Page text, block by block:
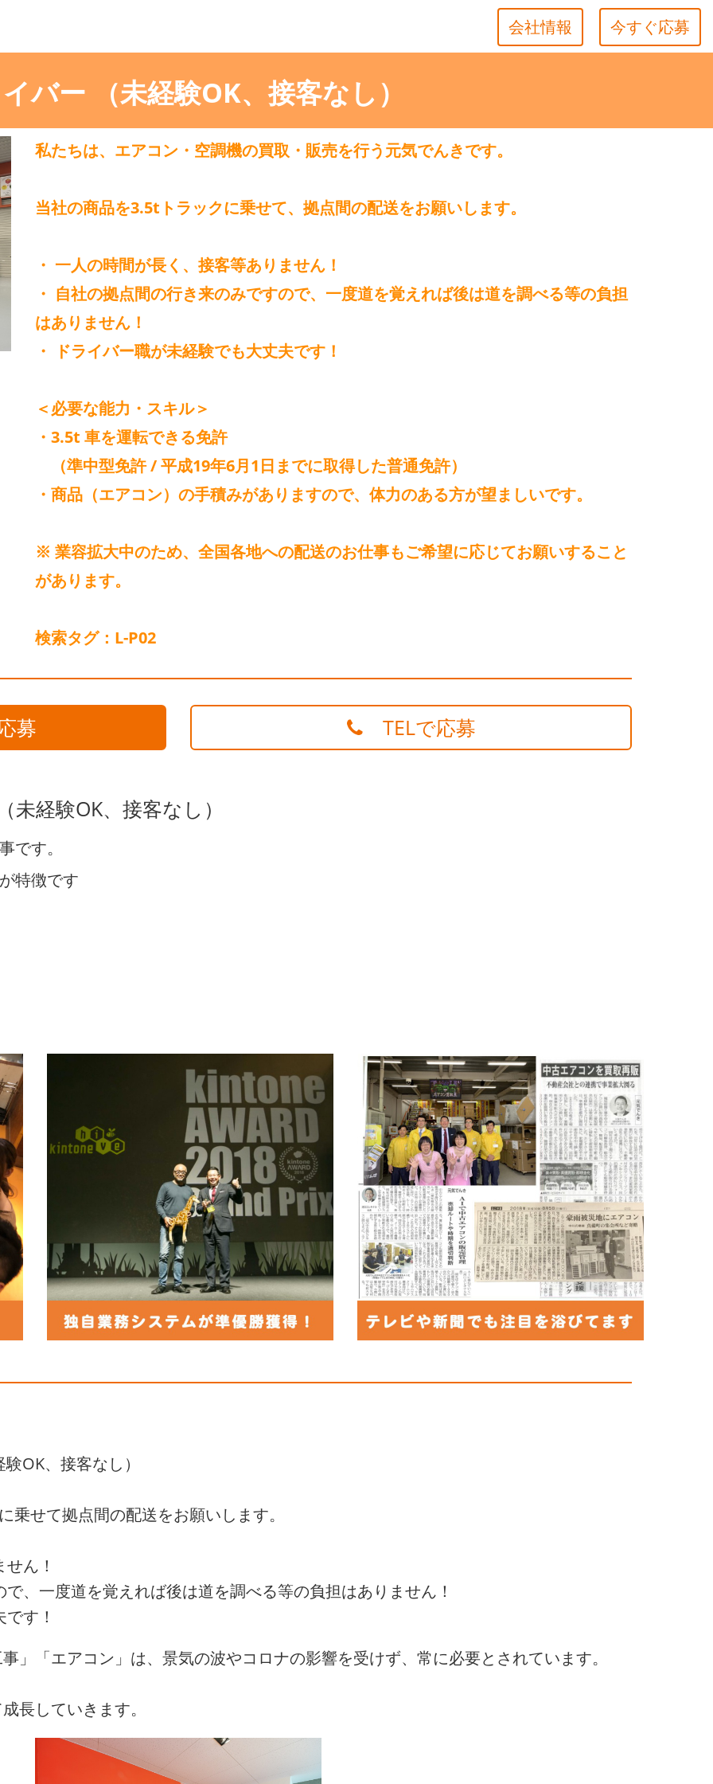
今すぐ応募
会社情報
バー （未経験OK、接客なし）
私たちは、エアコン・空調機の買取・販売を行う元気でんきです。
当社の商品を3.5tトラックに乗せて、拠点間の配送をお願いします。
・ 一人の時間が長く、接客等ありません！
・ 自社の拠点間の行き来のみですので、一度道を覚えれば後は道を調べる等の負担
はありません！
・ ドライバー職が未経験でも大丈夫です！
＜必要な能力・スキル＞
・3.5t 車を運転できる免許
（準中型免許 / 平成19年6月1日までに取得した普通免許）
・商品（エアコン）の手積みがありますので、体力のある方が望ましいです。
※ 業容拡大中のため、全国各地への配送のお仕事もご希望に応じてお願いすること
があります。
検索タグ：L-P02
募 TELで応募
経験OK、接客なし）
です。
特徴です
OK、接客なし）
せて拠点間の配送をお願いします。
ん！
、一度道を覚えれば後は道を調べる等の負担はありません！
す！
」「エアコン」は、景気の波やコロナの影響を受けず、常に必要とされています。
長していきます。